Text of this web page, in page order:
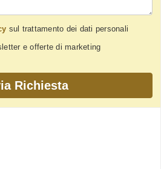
sul trattamento dei dati personali
e offerte di marketing